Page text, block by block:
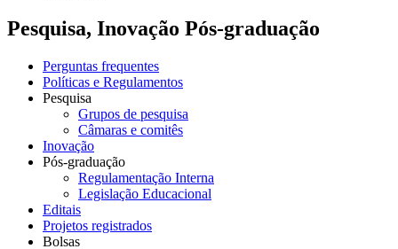
Pesquisa, Inovação Pós-graduação
Perguntas frequentes
Políticas e Regulamentos
Pesquisa
Grupos de pesquisa
Câmaras e comitês
Inovação
Pós-graduação
Regulamentação Interna
Legislação Educacional
Editais
Projetos registrados
Bolsas